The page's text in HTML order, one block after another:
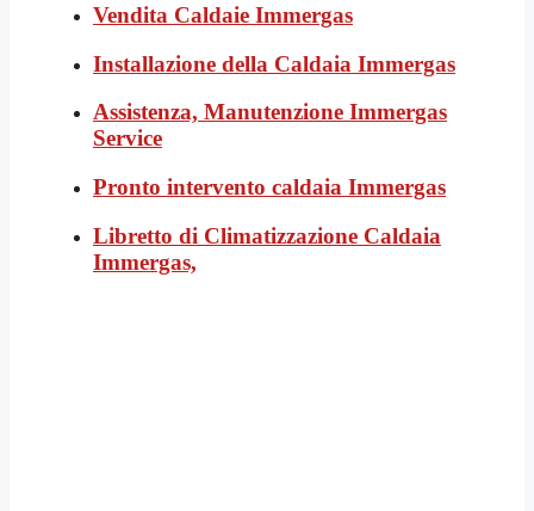
Vendita Caldaie Immergas
Installazione della Caldaia Immergas
Assistenza, Manutenzione Immergas
Service
Pronto intervento caldaia Immergas
Libretto di Climatizzazione Caldaia
Immergas,